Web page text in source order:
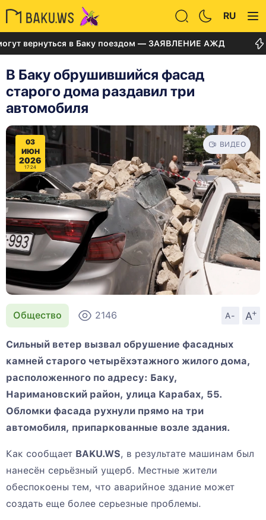
RU
в Баку поездом — ЗАЯВЛЕНИЕ АЖД Суд
В Баку обрушившийся фасад
старого дома раздавил три
автомобиля
03
ИЮН
2026
17:24
ВИДЕО
Общество 2146 A- A
+
Сильный ветер вызвал обрушение фасадных
камней старого четырёхэтажного жилого дома,
расположенного по адресу: Баку,
Наримановский район, улица Карабах, 55.
Обломки фасада рухнули прямо на три
автомобиля, припаркованные возле здания.
Как сообщает BAKU.WS, в результате машинам был
нанесён серьёзный ущерб. Местные жители
обеспокоены тем, что аварийное здание может
создать еще более серьезные проблемы.